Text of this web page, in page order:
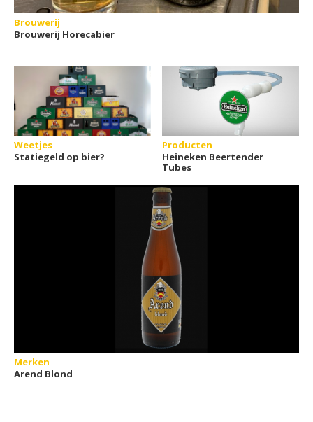
Brouwerij
Brouwerij Horecabier
Weetjes
Statiegeld op bier?
Producten
Heineken Beertender
Tubes
Merken
Arend Blond